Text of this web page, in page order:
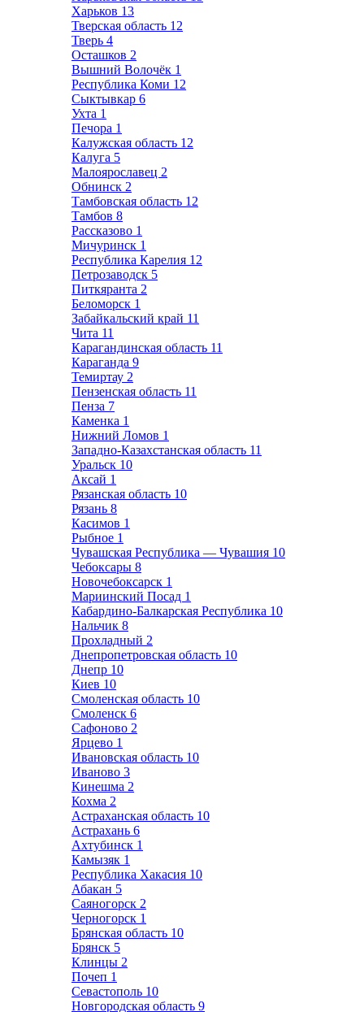
Харьков 13
Тверская область 12
Тверь 4
Осташков 2
Вышний Волочёк 1
Республика Коми 12
Сыктывкар 6
Ухта 1
Печора 1
Калужская область 12
Калуга 5
Малоярославец 2
Обнинск 2
Тамбовская область 12
Тамбов 8
Рассказово 1
Мичуринск 1
Республика Карелия 12
Петрозаводск 5
Питкяранта 2
Беломорск 1
Забайкальский край 11
Чита 11
Карагандинская область 11
Караганда 9
Темиртау 2
Пензенская область 11
Пенза 7
Каменка 1
Нижний Ломов 1
Западно-Казахстанская область 11
Уральск 10
Аксай 1
Рязанская область 10
Рязань 8
Касимов 1
Рыбное 1
Чувашская Республика — Чувашия 10
Чебоксары 8
Новочебоксарск 1
Мариинский Посад 1
Кабардино-Балкарская Республика 10
Нальчик 8
Прохладный 2
Днепропетровская область 10
Днепр 10
Киев 10
Смоленская область 10
Смоленск 6
Сафоново 2
Ярцево 1
Ивановская область 10
Иваново 3
Кинешма 2
Кохма 2
Астраханская область 10
Астрахань 6
Ахтубинск 1
Камызяк 1
Республика Хакасия 10
Абакан 5
Саяногорск 2
Черногорск 1
Брянская область 10
Брянск 5
Клинцы 2
Почеп 1
Севастополь 10
Новгородская область 9